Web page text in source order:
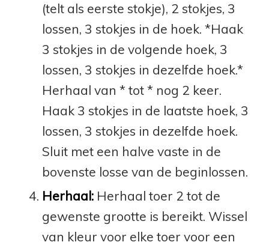
(telt als eerste stokje), 2 stokjes, 3
lossen, 3 stokjes in de hoek. *Haak
3 stokjes in de volgende hoek, 3
lossen, 3 stokjes in dezelfde hoek.*
Herhaal van * tot * nog 2 keer.
Haak 3 stokjes in de laatste hoek, 3
lossen, 3 stokjes in dezelfde hoek.
Sluit met een halve vaste in de
bovenste losse van de beginlossen.
Herhaal:Herhaal toer 2 tot de
gewenste grootte is bereikt. Wissel
van kleur voor elke toer voor een